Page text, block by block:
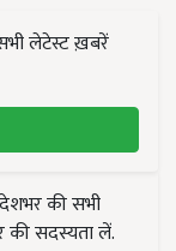
लेटेस्ट ख़बरें
की सभी
सदस्यता लें.